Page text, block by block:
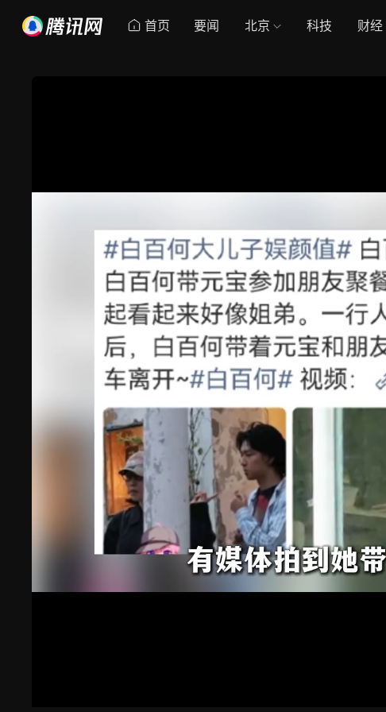
首页 要闻 北京 科技 财经